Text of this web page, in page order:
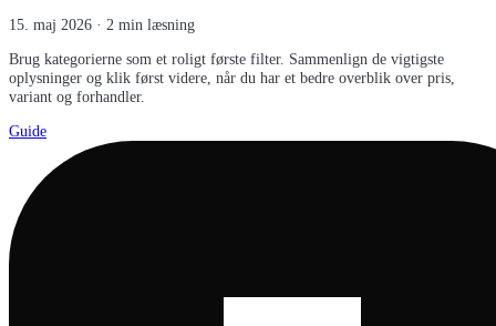
15. maj 2026 · 2 min læsning
Brug kategorierne som et roligt første filter. Sammenlign de vigtigste
oplysninger og klik først videre, når du har et bedre overblik over pris,
variant og forhandler.
Guide